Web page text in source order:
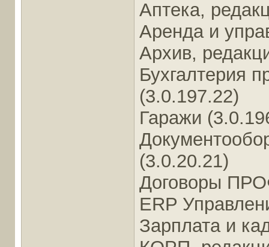
Аптека,
Аренда и
Архив,
Бухгалтерия
(3.0.197.22)
Гаражи
(3.0.20.21)
Договоры
ERP
Зарплата и